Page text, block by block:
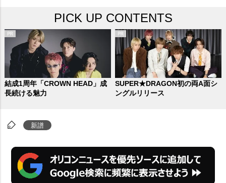
PICK UP CONTENTS
結成1周年「CROWN HEAD」成
長続ける魅力
SUPER★DRAGON初の両A面シ
ングルリリース
新譜